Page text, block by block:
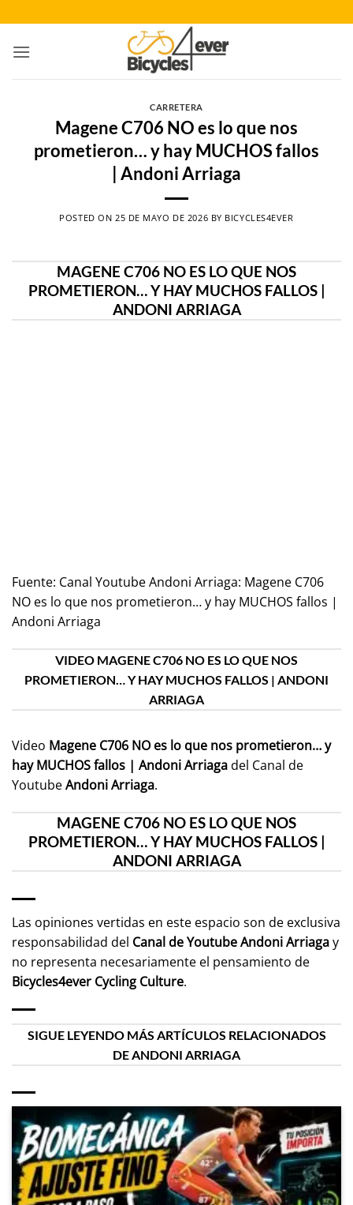
al
contenido
CARRETERA
Magene C706 NO es lo que nos
prometieron… y hay MUCHOS fallos
| Andoni Arriaga
POSTED ON 25 DE MAYO DE 2026 BY BICYCLES4EVER
MAGENE C706 NO ES LO QUE NOS
PROMETIERON… Y HAY MUCHOS FALLOS |
ANDONI ARRIAGA
Fuente: Canal Youtube Andoni Arriaga: Magene C706
NO es lo que nos prometieron… y hay MUCHOS fallos |
Andoni Arriaga
VIDEO MAGENE C706 NO ES LO QUE NOS
PROMETIERON… Y HAY MUCHOS FALLOS | ANDONI
ARRIAGA
Video Magene C706 NO es lo que nos prometieron… y
hay MUCHOS fallos | Andoni Arriagadel Canal de
YoutubeAndoni Arriaga.
MAGENE C706 NO ES LO QUE NOS
PROMETIERON… Y HAY MUCHOS FALLOS |
ANDONI ARRIAGA
Las opiniones vertidas en este espacio son de exclusiva
responsabilidad del Canal de YoutubeAndoni Arriagay
no representa necesariamente el pensamiento de
Bicycles4ever Cycling Culture.
SIGUE LEYENDO MÁS ARTÍCULOS RELACIONADOS
DE ANDONI ARRIAGA